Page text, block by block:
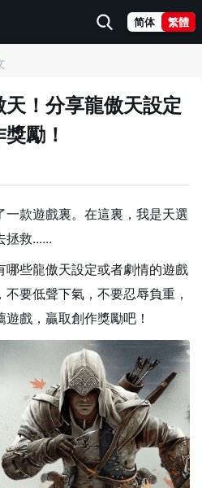
简体 繁體
！分享龍傲天設定
勵！
款遊戲裏。在這裏，我是天選
拯救......
哪些龍傲天設定或者劇情的遊戲
要低聲下氣，不要忍辱負重，
戲，贏取創作獎勵吧！